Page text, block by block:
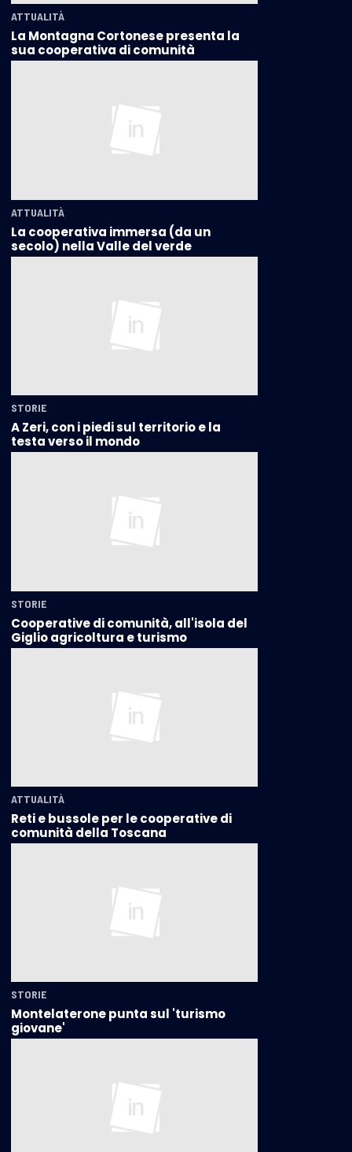
ATTUALITÀ
La Montagna Cortonese presenta la
sua cooperativa di comunità
ATTUALITÀ
La cooperativa immersa (da un
secolo) nella Valle del verde
STORIE
A Zeri, con i piedi sul territorio e la
testa verso il mondo
STORIE
Cooperative di comunità, all'isola del
Giglio agricoltura e turismo
ATTUALITÀ
Reti e bussole per le cooperative di
comunità della Toscana
STORIE
Montelaterone punta sul 'turismo
giovane'